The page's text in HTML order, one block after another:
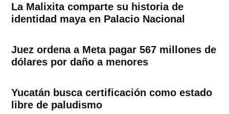
La Malixita comparte su historia de
identidad maya en Palacio Nacional
Juez ordena a Meta pagar 567 millones de
dólares por daño a menores
Yucatán busca certificación como estado
libre de paludismo